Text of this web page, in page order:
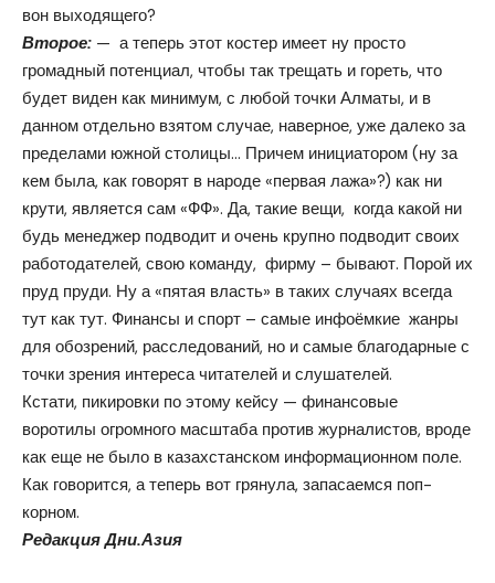
вон выходящего?
Второе: — а теперь этот костер имеет ну просто
громадный потенциал, чтобы так трещать и гореть, что
будет виден как минимум, с любой точки Алматы, и в
данном отдельно взятом случае, наверное, уже далеко за
пределами южной столицы… Причем инициатором (ну за
кем была, как говорят в народе «первая лажа»?) как ни
крути, является сам «ФФ». Да, такие вещи, когда какой ни
будь менеджер подводит и очень крупно подводит своих
работодателей, свою команду, фирму – бывают. Порой их
пруд пруди. Ну а «пятая власть» в таких случаях всегда
тут как тут. Финансы и спорт – самые инфоёмкие жанры
для обозрений, расследований, но и самые благодарные с
точки зрения интереса читателей и слушателей.
Кстати, пикировки по этому кейсу — финансовые
воротилы огромного масштаба против журналистов, вроде
как еще не было в казахстанском информационном поле.
Как говорится, а теперь вот грянула, запасаемся поп-
корном.
Редакция Дни.Азия